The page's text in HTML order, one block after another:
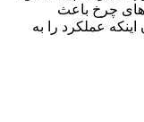
های چرخ باعث
عملکرد را به